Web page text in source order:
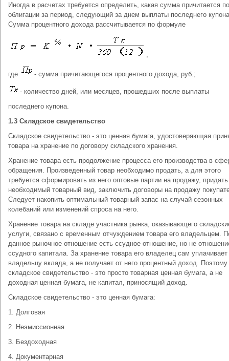
Иногда в расчетах требуется определить, какая сумма причитается по
облигации за период, следующий за днем выплаты последнего
Сумма процентного дохода рассчитывается по формуле
,
где - сумма причитающегося процентного дохода, руб.;
- количество дней, или месяцев, прошедших после выплаты
последнего купона.
1.3 Складское свидетельство
Складское свидетельство - это ценная бумага, удостоверяющая
товара на хранение по договору складского хранения.
Хранение товара есть продолжение процесса его производства в
обращения. Произведенный товар необходимо продать, а для этого
требуется сформировать из него оптовые партии на продажу,
необходимый товарный вид, заключить договоры на продажу
Следует накопить оптимальный товарный запас на случай сезонных
колебаний или изменений спроса на него.
Хранение товара на складе участника рынка, оказывающего
услуги, связано с временным отчуждением товара его владельцем.
данное рыночное отношение есть ссудное отношение, но не
ссудного капитала. За хранение товара его владелец сам уплачивает
владельцу вклада, а не получает от него процентный доход. Поэтому
складское свидетельство - это просто товарная ценная бумага, а не
доходная ценная бумага, не капитал, приносящий доход.
Складское свидетельство - это ценная бумага:
1. Долговая
2. Неэмиссионная
3. Бездоходная
4. Документарная